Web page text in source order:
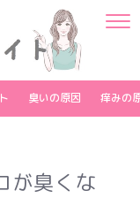
臭いの原因 痒みの
が臭くな